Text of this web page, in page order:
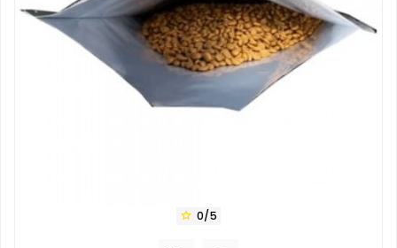
 0/5